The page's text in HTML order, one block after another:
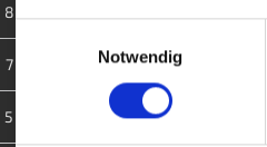
Notwendig
8
7 Oldenburg II
5